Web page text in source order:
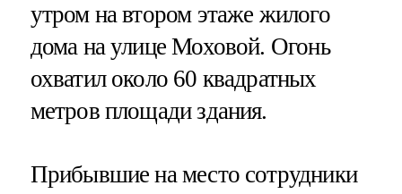
утром на втором этаже жилого
дома на улице Моховой. Огонь
охватил около 60 квадратных
метров площади здания.
Прибывшие на место сотрудники